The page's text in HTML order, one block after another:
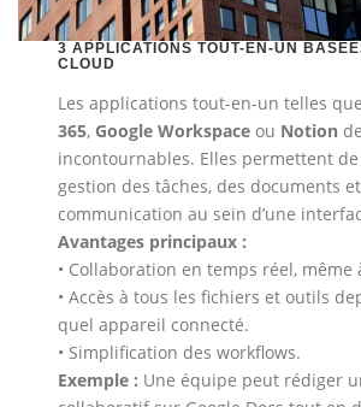
3 APPLICATIONS TOUT-EN-UN
CLOUD
Les applications tout-en-un telles que
365, Google Workspace ou Notion
incontournables. Elles permettent
gestion des tâches, des documents
communication au sein d’une
Avantages principaux :
• Collaboration en temps réel, même
• Accès à tous les fichiers et outils
quel appareil connecté.
• Simplification des workflows.
Exemple : Une équipe peut rédiger